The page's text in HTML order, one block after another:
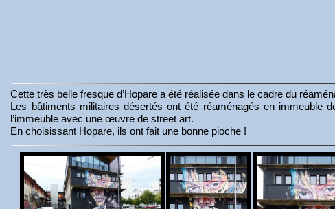
Cette très belle fresque d’Hopare a été réalisée dans le cadre du
Les bâtiments militaires désertés ont été réaménagés en immeuble
l’immeuble avec une œuvre de street art.
En choisissant Hopare, ils ont fait une bonne pioche !